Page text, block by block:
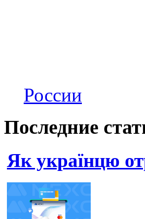
России
Последние
Як українцю